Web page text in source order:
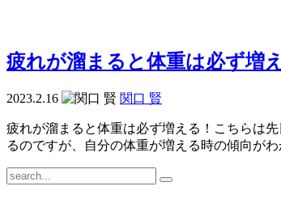
疲れが溜まると体重は必ず増
2023.2.16 関口 賢
疲れが溜まると体重は必ず増える！こちらは
るのですが、自分の体重が増える時の傾向がわ